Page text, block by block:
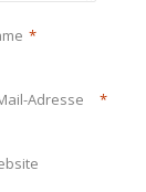
*
Adresse *